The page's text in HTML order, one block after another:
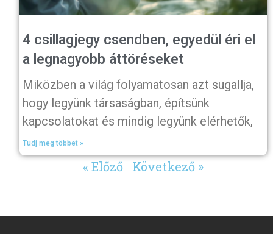
4 csillagjegy csendben, egyedül éri el
a legnagyobb áttöréseket
Miközben a világ folyamatosan azt sugallja,
hogy legyünk társaságban, építsünk
kapcsolatokat és mindig legyünk elérhetők,
Tudj meg többet »
« Előző Következő »